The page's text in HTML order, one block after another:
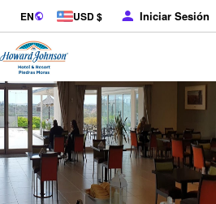
EN USD $ Iniciar Sesión